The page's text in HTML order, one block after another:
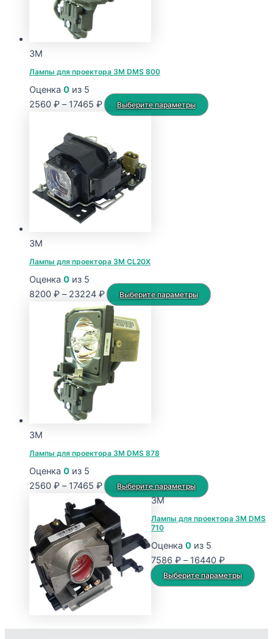
3M
Лампы для проектора 3M DMS 800
Оценка 0 из 5
2560 ₽ – 17465 ₽Диапазон
цен:
–
17465 ₽
Выберите параметры
Этот
3M
Лампы для проектора 3M CL20X
Оценка 0 из 5
8200 ₽ – 23224 ₽Диапазон
цен:
8200 ₽
–
23224 ₽
Выберите параметры
Этот
3M
Лампы для проектора 3M DMS 878
Оценка 0 из 5
2560 ₽ – 17465 ₽Диапазон
цен:
2560 ₽
–
17465 ₽
Выберите параметры
Этот
имеет
вариаций.
Опции
можно
выбрать
товара.
3M
Лампы для проектора 3M DMS
710
Оценка 0 из 5
7586 ₽ – 16440 ₽Диапазон
цен:
7586 ₽
Выберите параметры